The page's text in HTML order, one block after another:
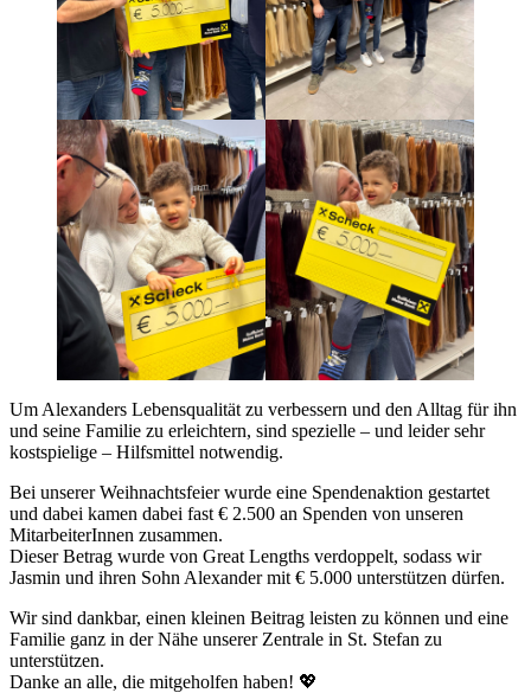
Um Alexanders Lebensqualität zu verbessern und den Alltag für ihn
und seine Familie zu erleichtern, sind spezielle – und leider sehr
kostspielige – Hilfsmittel notwendig.
Bei unserer Weihnachtsfeier wurde eine Spendenaktion gestartet
und dabei kamen dabei fast € 2.500 an Spenden von unseren
MitarbeiterInnen zusammen.
Dieser Betrag wurde von Great Lengths verdoppelt, sodass wir
Jasmin und ihren Sohn Alexander mit € 5.000 unterstützen dürfen.
Wir sind dankbar, einen kleinen Beitrag leisten zu können und eine
Familie ganz in der Nähe unserer Zentrale in St. Stefan zu
unterstützen.
Danke an alle, die mitgeholfen haben! 💖